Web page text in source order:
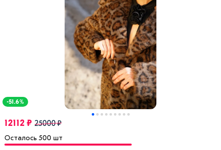
-51.6%
12112 ₽ 25000 ₽
Осталось 500 шт